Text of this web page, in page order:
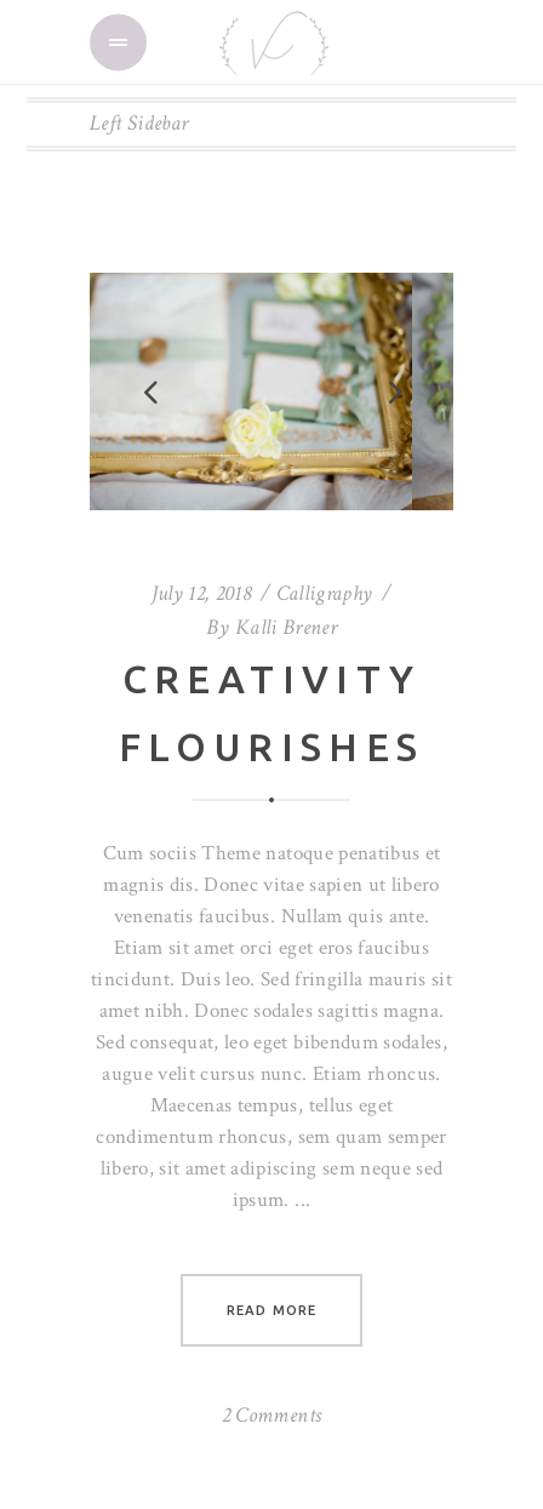
Left Sidebar
July 12, 2018
Calligraphy
By Kalli Brener
CREATIVITY
FLOURISHES
Cum sociis Theme natoque penatibus et
magnis dis. Donec vitae sapien ut libero
venenatis faucibus. Nullam quis ante.
Etiam sit amet orci eget eros faucibus
tincidunt. Duis leo. Sed fringilla mauris sit
amet nibh. Donec sodales sagittis magna.
Sed consequat, leo eget bibendum sodales,
augue velit cursus nunc. Etiam rhoncus.
Maecenas tempus, tellus eget
condimentum rhoncus, sem quam semper
libero, sit amet adipiscing sem neque sed
ipsum.
READ MORE
2 Comments